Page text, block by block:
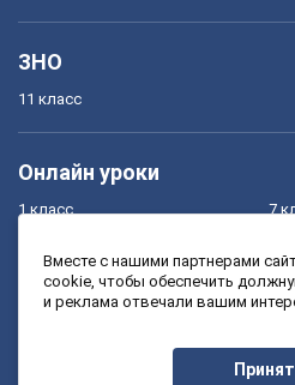
ЗНО
11 класс
Онлайн уроки
1 класс
3 класс
7
9
Вместе с нашими партнерами
cookie, чтобы обеспечить
и реклама отвечали вашим